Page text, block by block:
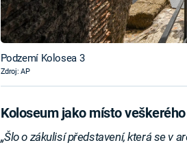
Podzemí Kolosea 3
Zdroj: AP
Koloseum jako místo
„Šlo o zákulisí představení, která se v